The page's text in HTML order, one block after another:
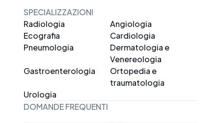
SPECIALIZZAZIONI
Radiologia
Angiologia
Ecografia
Cardiologia
Pneumologia
Dermatologia e
Venereologia
Gastroenterologia
Ortopedia e
traumatologia
Urologia
DOMANDE FREQUENTI